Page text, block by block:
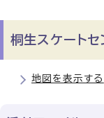
桐生スケートセ
地図を表示する